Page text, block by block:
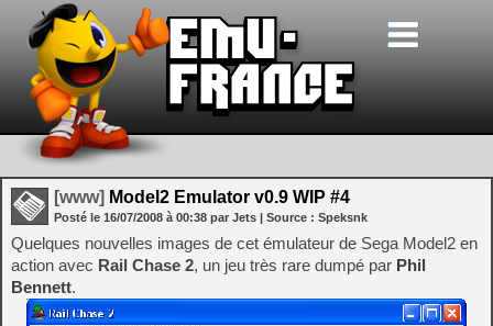
[www] Model2 Emulator v0.9 WIP #4
Posté le 16/07/2008 à 00:38 par Jets | Source : Speksnk
Quelques nouvelles images de cet émulateur de Sega Model2 en
action avec Rail Chase 2, un jeu très rare dumpé par Phil
Bennett.